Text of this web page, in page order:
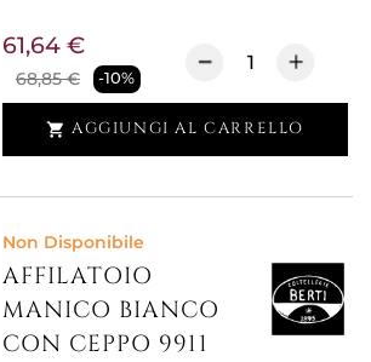
68,85 € -10%
61,64 €
 AGGIUNGI AL CARRELLO
Non Disponibile
AFFILATOIO
MANICO BIANCO
CON CEPPO 9911